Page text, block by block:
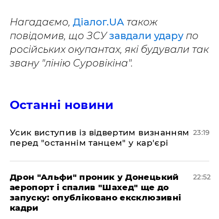
Нагадаємо, Діалог.UA також
повідомив, що ЗСУзавдали удару по
російських окупантах, які будували так
звану "лінію Суровікіна".
Останні новини
​Усик виступив із відвертим визнанням
перед "останнім танцем" у кар'єрі
23:19
​Дрон "Альфи" проник у Донецький
аеропорт і спалив "Шахед" ще до
запуску: опубліковано ексклюзивні
кадри
22:52